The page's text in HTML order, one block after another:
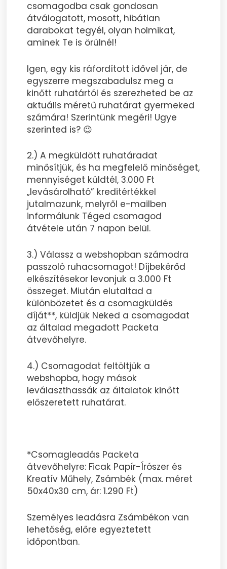
csomagodba csak gondosan
átválogatott, mosott, hibátlan
darabokat tegyél, olyan holmikat,
aminek Te is örülnél!
Igen, egy kis ráfordított idővel jár, de
egyszerre megszabadulsz meg a
kinőtt ruhatártól és szerezheted be az
aktuális méretű ruhatárat gyermeked
számára! Szerintünk megéri! Ugye
szerinted is? 😉
2.) A megküldött ruhatáradat
minősítjük, és ha megfelelő minőséget,
mennyiséget küldtél, 3.000 Ft
„levásárolható” kreditértékkel
jutalmazunk, melyről e-mailben
informálunk Téged csomagod
átvétele után 7 napon belül.
3.) Válassz a webshopban számodra
passzoló ruhacsomagot! Díjbekérőd
elkészítésekor levonjuk a 3.000 Ft
összeget. Miután elutaltad a
különbözetet és a csomagküldés
díját**, küldjük Neked a csomagodat
az általad megadott Packeta
átvevőhelyre.
4.) Csomagodat feltöltjük a
webshopba, hogy mások
leválaszthassák az általatok kinőtt
előszeretett ruhatárat.
*Csomagleadás Packeta
átvevőhelyre: Ficak Papír-Írószer és
Kreatív Műhely, Zsámbék (max. méret
50x40x30 cm, ár: 1.290 Ft)
Személyes leadásra Zsámbékon van
lehetőség, előre egyeztetett
időpontban.